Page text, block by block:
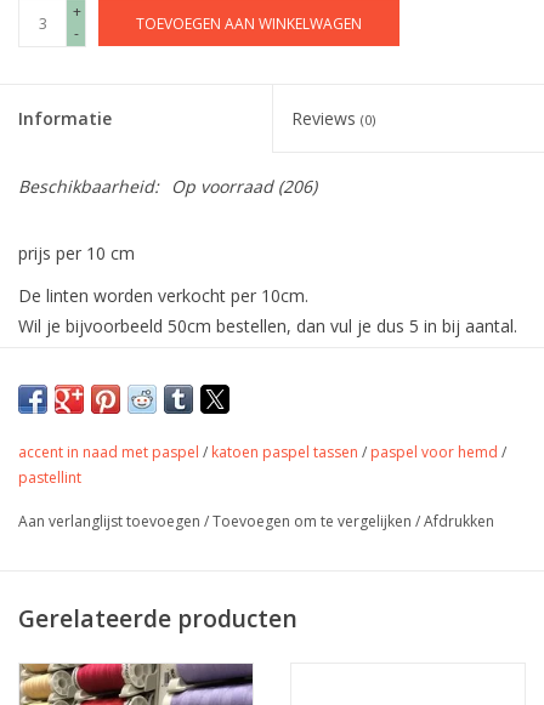
+
-
TOEVOEGEN AAN WINKELWAGEN
Informatie Reviews (0)
Beschikbaarheid: Op voorraad(206)
prijs per 10 cm
De linten worden verkocht per 10cm.
Wil je bijvoorbeeld 50cm bestellen, dan vul je dus 5 in bij aantal.
Tof biaislint in mat satijn met streepjes -
2cm breed voor afwerking van randen
van vlaggen, tassen en kleding.
Kleur
groen
Samenstelling
Toepassing
Voor afwerking of accenten
Label
-
accent in naad met paspel / katoen paspel tassen / paspel voor hemd /
pastellint
Aan verlanglijst toevoegen /Toevoegen om te vergelijken /Afdrukken
Gerelateerde producten